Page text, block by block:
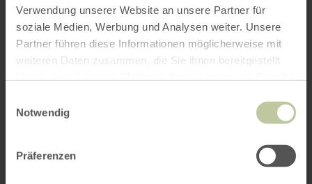
Verwendung unserer Website an unsere Partner für
soziale Medien, Werbung und Analysen weiter. Unsere
Partner führen diese Informationen möglicherweise mit
weiteren Daten zusammen, die Sie ihnen bereitgestellt
Notwendig
Präferenzen